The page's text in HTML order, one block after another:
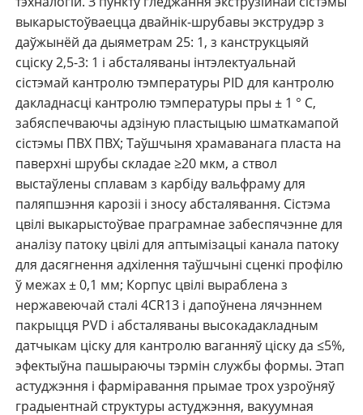
выкарыстоўваецца двайнік-шрубавы экструдэр з
даўжынёй да дыяметрам 25: 1, з канструкцыяй
сціску 2,5-3: 1 і абсталяваны інтэлектуальнай
сістэмай кантролю тэмпературы PID для кантролю
дакладнасці кантролю тэмпературы пры ± 1 ° С,
забяспечваючы адзіную пластыцыю шматкамапой
сістэмы ПВХ ПВХ; Таўшчыня храмаванага пласта на
паверхні шрубы складае ≥20 мкм, а ствол
выстаўлены сплавам з карбіду вальфраму для
паляпшэння карозіі і зносу абсталявання. Сістэма
цвілі выкарыстоўвае праграмнае забеспячэнне для
аналізу патоку цвілі для аптымізацыі канала патоку
для дасягнення адхілення таўшчыні сценкі профілю
ў межах ± 0,1 мм; Корпус цвілі выраблена з
нержавеючай сталі 4CR13 і дапоўнена лячэннем
пакрыцця PVD і абсталяваны высокадакладным
датчыкам ціску для кантролю ваганняў ціску да ≤5%,
эфектыўна пашыраючы тэрмін службы формы. Этап
астуджэння і фарміравання прымае трох узроўняў
градыентнай структуры астуджэння, вакуумная